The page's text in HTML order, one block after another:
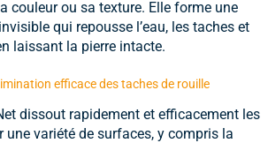
couleur ou sa texture. Elle forme une
qui repousse l’eau, les taches et
laissant la pierre intacte.
efficace des taches de rouille
dissout rapidement et efficacement les
une variété de surfaces, y compris la